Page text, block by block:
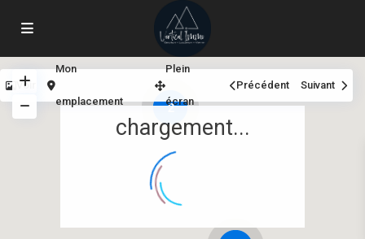
2
chargement...
Voir
Mon
emplacement
Plein
écran
Précédent Suivant